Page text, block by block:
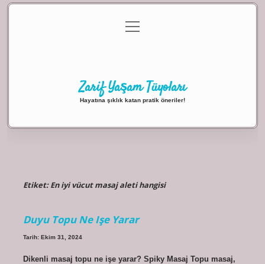
Gizlilik Politikası
menüyü
aç
Zarif Yaşam Tüyoları
Hayatına şıklık katan pratik öneriler!
Etiket:En iyi vücut masaj aleti hangisi
Duyu Topu Ne Işe Yarar
Tarih: Ekim 31, 2024
Dikenli masaj topu ne işe yarar? Spiky Masaj Topu masaj,